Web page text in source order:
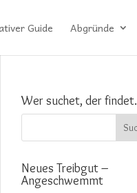
Guide Abgründe
Wer suchet, der findet.
Neues Treibgut –
Angeschwemmt